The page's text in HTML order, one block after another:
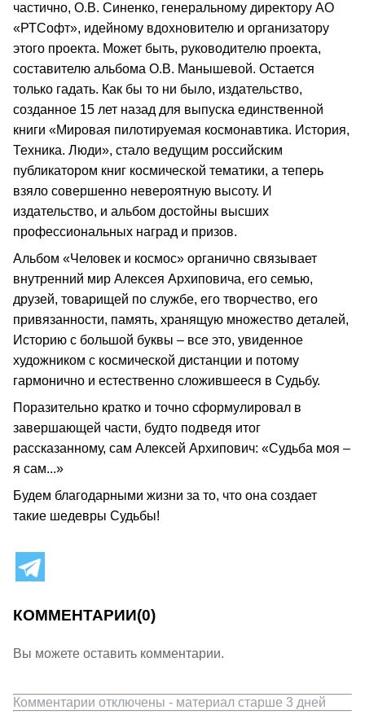
частично, О.В. Синенко, генеральному директору АО
«РТСофт», идейному вдохновителю и организатору
этого проекта. Может быть, руководителю проекта,
составителю альбома О.В. Манышевой. Остается
только гадать. Как бы то ни было, издательство,
созданное 15 лет назад для выпуска единственной
книги «Мировая пилотируемая космонавтика. История,
Техника. Люди», стало ведущим российским
публикатором книг космической тематики, а теперь
взяло совершенно невероятную высоту. И
издательство, и альбом достойны высших
профессиональных наград и призов.
Альбом «Человек и космос» органично связывает
внутренний мир Алексея Архиповича, его семью,
друзей, товарищей по службе, его творчество, его
привязанности, память, хранящую множество деталей,
Историю с большой буквы – все это, увиденное
художником с космической дистанции и потому
гармонично и естественно сложившееся в Судьбу.
Поразительно кратко и точно сформулировал в
завершающей части, будто подведя итог
рассказанному, сам Алексей Архипович: «Судьба моя –
я сам...»
Будем благодарными жизни за то, что она создает
такие шедевры Судьбы!
КОММЕНТАРИИ(0)
Вы можете оставить комментарии.
Комментарии отключены - материал старше 3 дней